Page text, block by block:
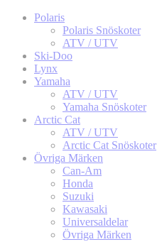
Polaris
Polaris Snöskoter
ATV / UTV
Ski-Doo
Lynx
Yamaha
ATV / UTV
Yamaha Snöskoter
Arctic Cat
ATV / UTV
Arctic Cat Snöskoter
Övriga Märken
Can-Am
Honda
Suzuki
Kawasaki
Universaldelar
Övriga Märken